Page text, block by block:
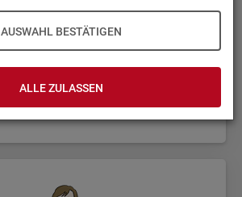
AUSWAHL BESTÄTIGEN
ALLE ZULASSEN